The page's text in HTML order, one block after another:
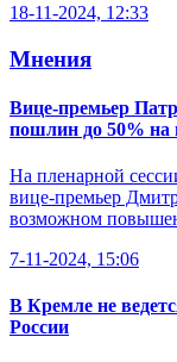
18-11-2024, 12:33
Мнения
Вице-премьер
пошлин до 50% на
На пленарной
вице-премьер
возможном
7-11-2024, 15:06
В Кремле не
России